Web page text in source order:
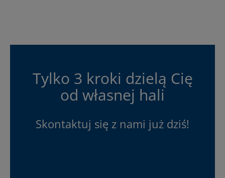
Tylko 3 kroki dzielą Cię
od własnej hali
Skontaktuj się z nami już dziś!